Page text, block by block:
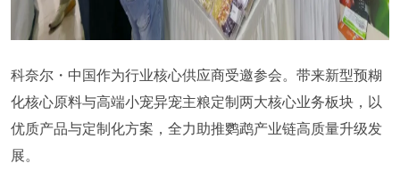
科奈尔・中国作为行业核心供应商受邀参会。带来新型预糊
化核心原料与高端小宠异宠主粮定制两大核心业务板块，以
优质产品与定制化方案，全力助推鹦鹉产业链高质量升级发
展。